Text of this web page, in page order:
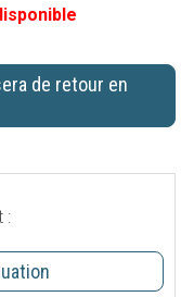
de retour en
: